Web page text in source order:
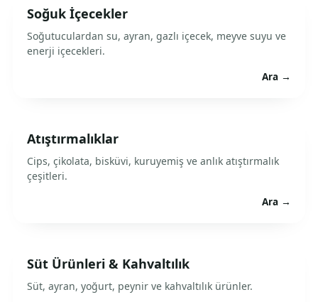
Soğuk İçecekler
Soğutuculardan su, ayran, gazlı içecek, meyve suyu ve
enerji içecekleri.
Ara →
Atıştırmalıklar
Cips, çikolata, bisküvi, kuruyemiş ve anlık atıştırmalık
çeşitleri.
Ara →
Süt Ürünleri & Kahvaltılık
Süt, ayran, yoğurt, peynir ve kahvaltılık ürünler.